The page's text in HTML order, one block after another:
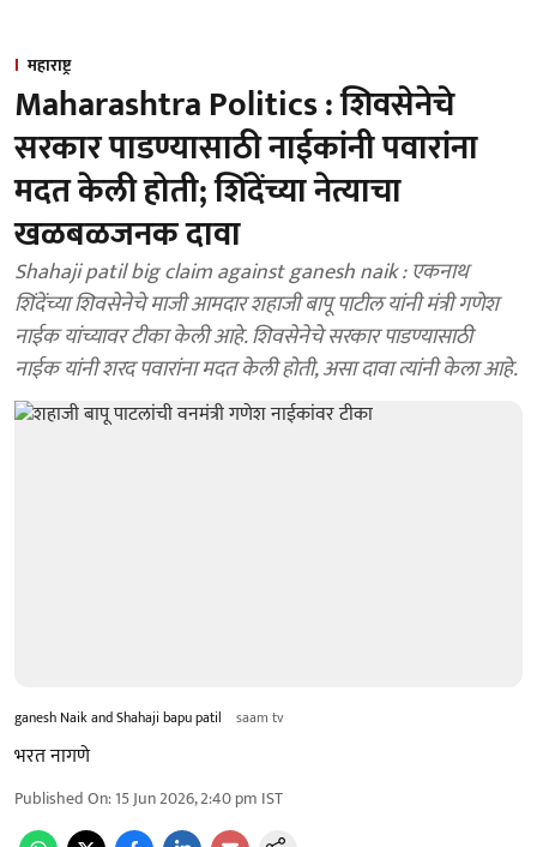
महाराष्ट्र
Maharashtra Politics : शिवसेनेचे
सरकार पाडण्यासाठी नाईकांनी पवारांना
मदत केली होती; शिंदेंच्या नेत्याचा
खळबळजनक दावा
Shahaji patil big claim against ganesh naik : एकनाथ
शिंदेंच्या शिवसेनेचे माजी आमदार शहाजी बापू पाटील यांनी मंत्री गणेश
नाईक यांच्यावर टीका केली आहे. शिवसेनेचे सरकार पाडण्यासाठी
नाईक यांनी शरद पवारांना मदत केली होती, असा दावा त्यांनी केला आहे.
ganesh Naik and Shahaji bapu patil saam tv
भरत नागणे
Published On:15 Jun 2026, 2:40 pm IST